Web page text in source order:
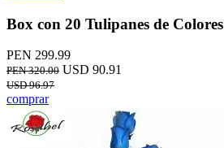
Box con 20 Tulipanes de Colores
PEN 299.99
PEN 320.00 USD 90.91
USD 96.97
comprar